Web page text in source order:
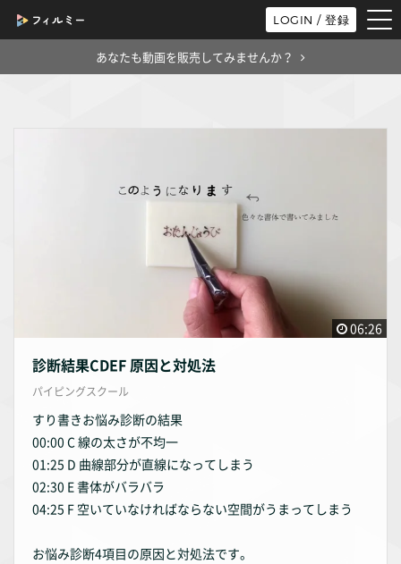
LOGIN / 登録
あなたも動画を販売してみませんか？
06:26
診断結果CDEF 原因と対処法
パイピングスクール
すり書きお悩み診断の結果
00:00 C 線の太さが不均一
01:25 D 曲線部分が直線になってしまう
02:30 E 書体がバラバラ
04:25 F 空いていなければならない空間がうまってしまう
お悩み診断4項目の原因と対処法です。